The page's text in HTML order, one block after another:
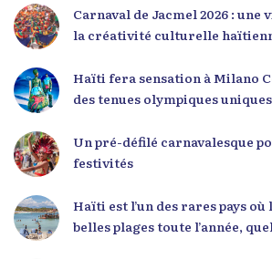
croire en leur potentiel et à
de fatalisme. Il a
pouvons pas résoudre un
mentalité qui l’a créé. » Il a
sur la discipline, l’excellence
Le révérend a également
du pays, et qu’un engagement
seulement 4 % d’entre eux
Carnaval de Jacmel 2026 :
la créativité culturelle
Haïti fera sensation à Milano
des tenues olympiques
Un pré-défilé carnavalesque
festivités
Haïti est l’un des rares pays où
belles plages toute l’année,